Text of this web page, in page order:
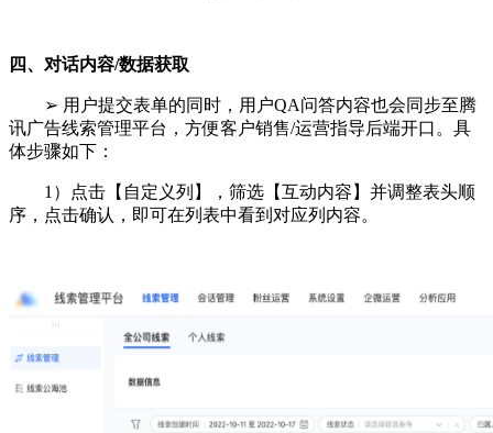
四、对话内容/数据获取
➢ 用户提交表单的同时，用户QA问答内容也会同步至腾
讯广告线索管理平台，方便客户销售/运营指导后端开口。具
体步骤如下：
1）点击【自定义列】，筛选【互动内容】并调整表头顺
序，点击确认，即可在列表中看到对应列内容。